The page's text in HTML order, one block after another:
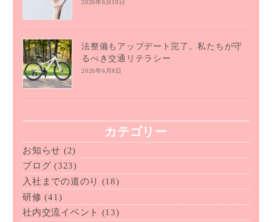
2026年6月10日
法整備もアップデート完了。私たちが守
るべき交通リテラシー
2026年6月8日
カテゴリー
お知らせ (2)
ブログ (323)
入社までの道のり (18)
研修 (41)
社内交流イベント (13)